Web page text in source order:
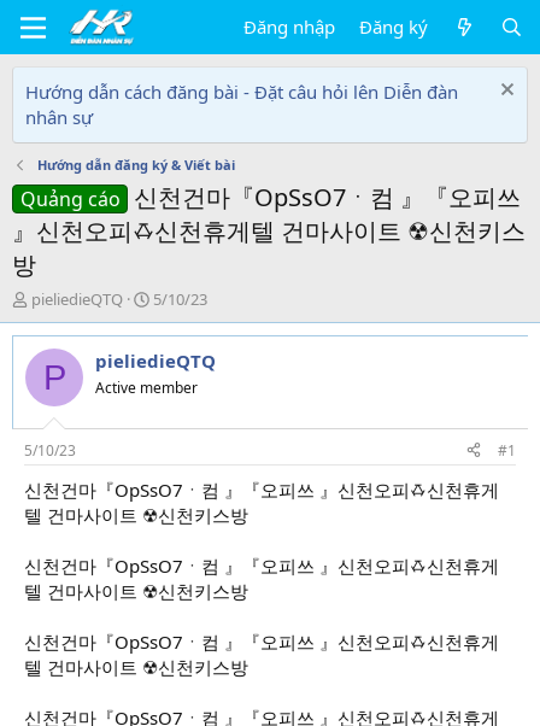
Đăng nhập Đăng ký
Hướng dẫn cách đăng bài - Đặt câu hỏi lên Diễn đàn
nhân sự
Hướng dẫn đăng ký & Viết bài
Quảng cáo 신천건마『OpSsO7ㆍ컴 』『오피쓰
』신천오피ꗇ신천휴게텔 건마사이트 ☢신천키스
방
T
h
r
e
d
s
t
a
r
t
r
pieliedieQTQ
N
g
à
y
g
i
5/10/23
P pieliedieQTQ
Active member
5/10/23 #1
신천건마『OpSsO7ㆍ컴 』『오피쓰 』신천오피ꗇ신천휴게
텔 건마사이트 ☢신천키스방
신천건마『OpSsO7ㆍ컴 』『오피쓰 』신천오피ꗇ신천휴게
텔 건마사이트 ☢신천키스방
신천건마『OpSsO7ㆍ컴 』『오피쓰 』신천오피ꗇ신천휴게
텔 건마사이트 ☢신천키스방
신천건마『OpSsO7ㆍ컴 』『오피쓰 』신천오피ꗇ신천휴게